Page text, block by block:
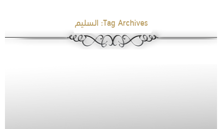
Tag Archives: السليم